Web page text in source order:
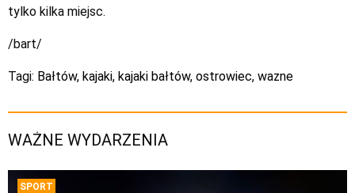
tylko kilka miejsc.
/bart/
Tagi: Bałtów, kajaki, kajaki bałtów, ostrowiec, wazne
WAŻNE WYDARZENIA
SPORT